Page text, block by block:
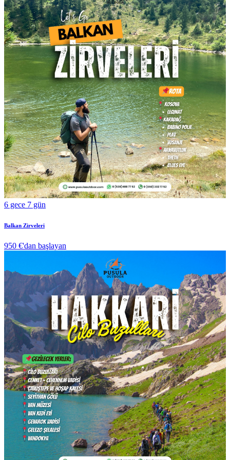
6 gece 7 gün
Balkan Zirveleri
950 €'dan başlayan